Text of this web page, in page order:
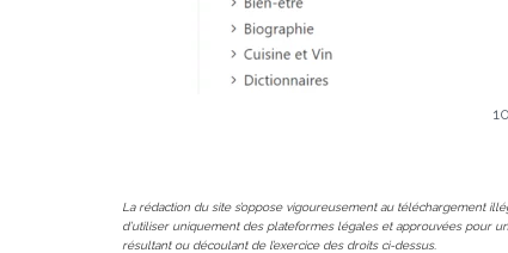
La rédaction du site s’oppose vigoureusement au téléchargement
d’utiliser uniquement des plateformes légales et approuvées pour
résultant ou découlant de l’exercice des droits ci-dessus.